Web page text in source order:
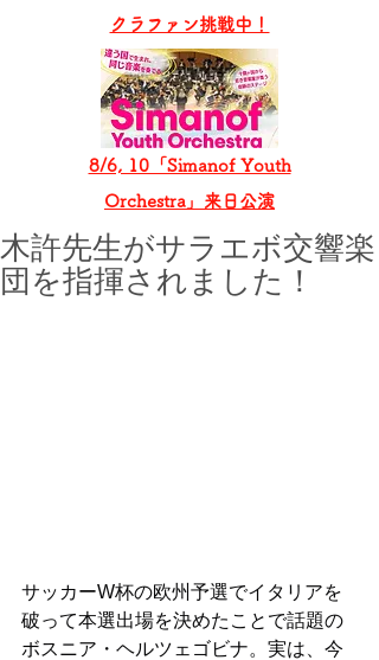
8/6, 10「Simanof Youth
Orchestra」来日公演
​クラファン挑戦中！
木許先生がサラエボ交響楽
団を指揮されました！
サッカーW杯の欧州予選でイタリアを
破って本選出場を決めたことで話題の
ボスニア・ヘルツェゴビナ。実は、今